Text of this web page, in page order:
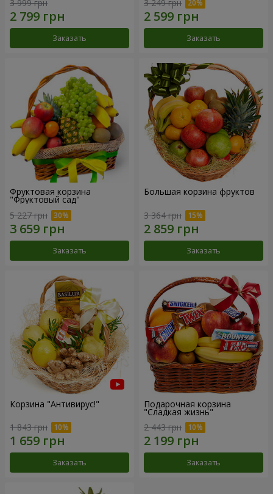
3 999 грн
Заказать
3 249 грн
Заказать
Фруктовая корзина
"Фруктовый сад"
5 227 грн
Заказать
Большая корзина фруктов
3 364 грн
Заказать
Корзина "Антивирус!"
1 843 грн
Заказать
Подарочная корзина
"Сладкая жизнь"
2 443 грн
Заказать